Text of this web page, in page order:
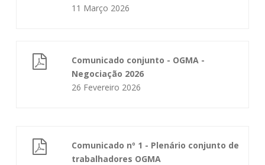
11 Março 2026
Comunicado conjunto - OGMA -
Negociação 2026
26 Fevereiro 2026
Comunicado nº 1 - Plenário conjunto de
trabalhadores OGMA